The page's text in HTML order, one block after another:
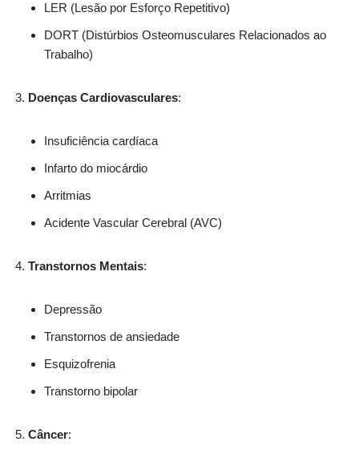
LER (Lesão por Esforço Repetitivo)
DORT (Distúrbios Osteomusculares Relacionados ao
Trabalho)
Doenças Cardiovasculares:
Insuficiência cardíaca
Infarto do miocárdio
Arritmias
Acidente Vascular Cerebral (AVC)
Transtornos Mentais:
Depressão
Transtornos de ansiedade
Esquizofrenia
Transtorno bipolar
Câncer: